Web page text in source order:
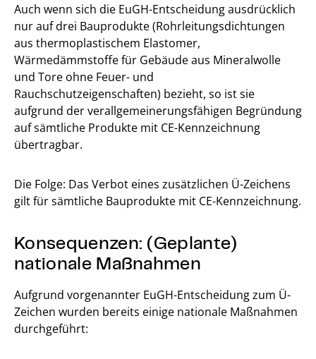
Auch wenn sich die EuGH-Entscheidung ausdrücklich
nur auf drei Bauprodukte (Rohrleitungsdichtungen
aus thermoplastischem Elastomer,
Wärmedämmstoffe für Gebäude aus Mineralwolle
und Tore ohne Feuer- und
Rauchschutzeigenschaften) bezieht, so ist sie
aufgrund der verallgemeinerungsfähigen Begründung
auf sämtliche Produkte mit CE-Kennzeichnung
übertragbar.
Die Folge: Das Verbot eines zusätzlichen Ü-Zeichens
gilt für sämtliche Bauprodukte mit CE-Kennzeichnung.
Konsequenzen: (Geplante)
nationale Maßnahmen
Aufgrund vorgenannter EuGH-Entscheidung zum Ü-
Zeichen wurden bereits einige nationale Maßnahmen
durchgeführt: